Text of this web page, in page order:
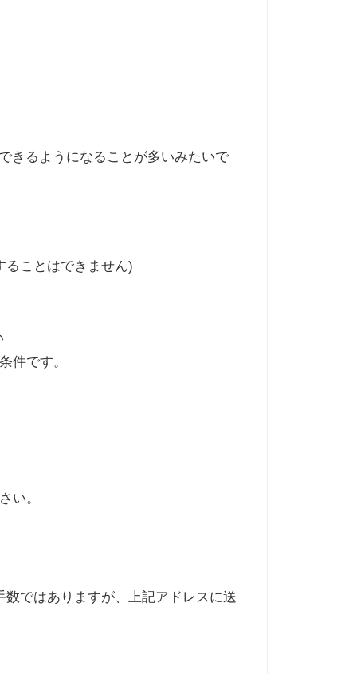
きるようになることが多いみたいで
ることはできません)
件です。
い。
ではありますが、上記アドレスに送